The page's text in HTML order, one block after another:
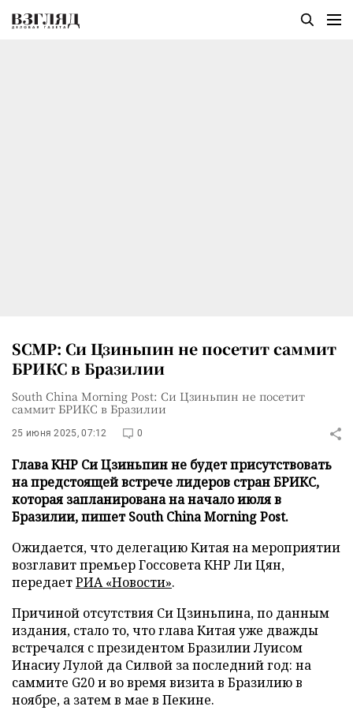
SCMP: Си Цзиньпин не посетит саммит
БРИКС в Бразилии
South China Morning Post: Си Цзиньпин не посетит
саммит БРИКС в Бразилии
25 июня 2025, 07:12 0
Глава КНР Си Цзиньпин не будет присутствовать
на предстоящей встрече лидеров стран БРИКС,
которая запланирована на начало июля в
Бразилии, пишет South China Morning Post.
Ожидается, что делегацию Китая на мероприятии
возглавит премьер Госсовета КНР Ли Цян,
передаетРИА «Новости».
Причиной отсутствия Си Цзиньпина, по данным
издания, стало то, что глава Китая уже дважды
встречался с президентом Бразилии Луисом
Инасиу Лулой да Силвой за последний год: на
саммите G20 и во время визита в Бразилию в
ноябре, а затем в мае в Пекине.